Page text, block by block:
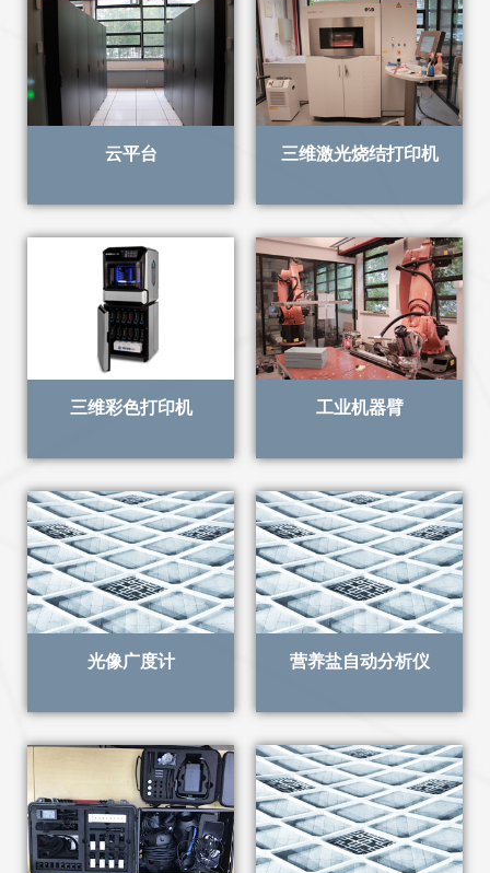
云平台 三维激光烧结打印机
三维彩色打印机 工业机器臂
光像广度计 营养盐自动分析仪